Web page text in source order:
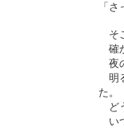
「
そ
確
夜
明
た。
ど
い